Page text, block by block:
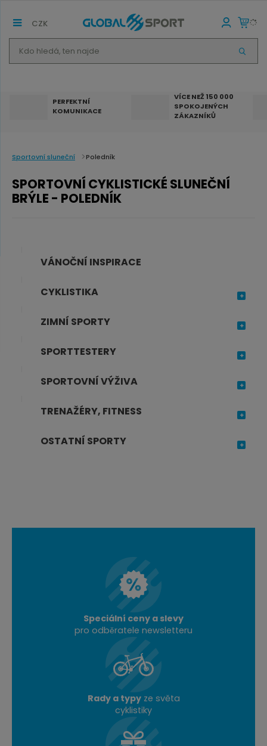
d
á
t
e
V
Y
CZK
PERFEKTNÍ
KOMUNIKACE
VÍCE NEŽ 150 000
SPOKOJENÝCH
ZÁKAZNÍKŮ
Sportovní sluneční Poledník
SPORTOVNÍ CYKLISTICKÉ SLUNEČNÍ
BRÝLE - POLEDNÍK
VÁNOČNÍ INSPIRACE
CYKLISTIKA
ZIMNÍ SPORTY
SPORTTESTERY
SPORTOVNÍ VÝŽIVA
TRENAŽÉRY, FITNESS
OSTATNÍ SPORTY
Speciální ceny a slevy
pro odběratele newsletteru
Rady a typyze světa
cyklistiky